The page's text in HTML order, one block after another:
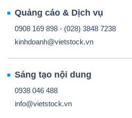
Quảng cáo & Dịch vụ
0908 169 898 - (028) 3848 7238
kinhdoanh@vietstock.vn
Sáng tạo nội dung
0938 046 488
info@vietstock.vn